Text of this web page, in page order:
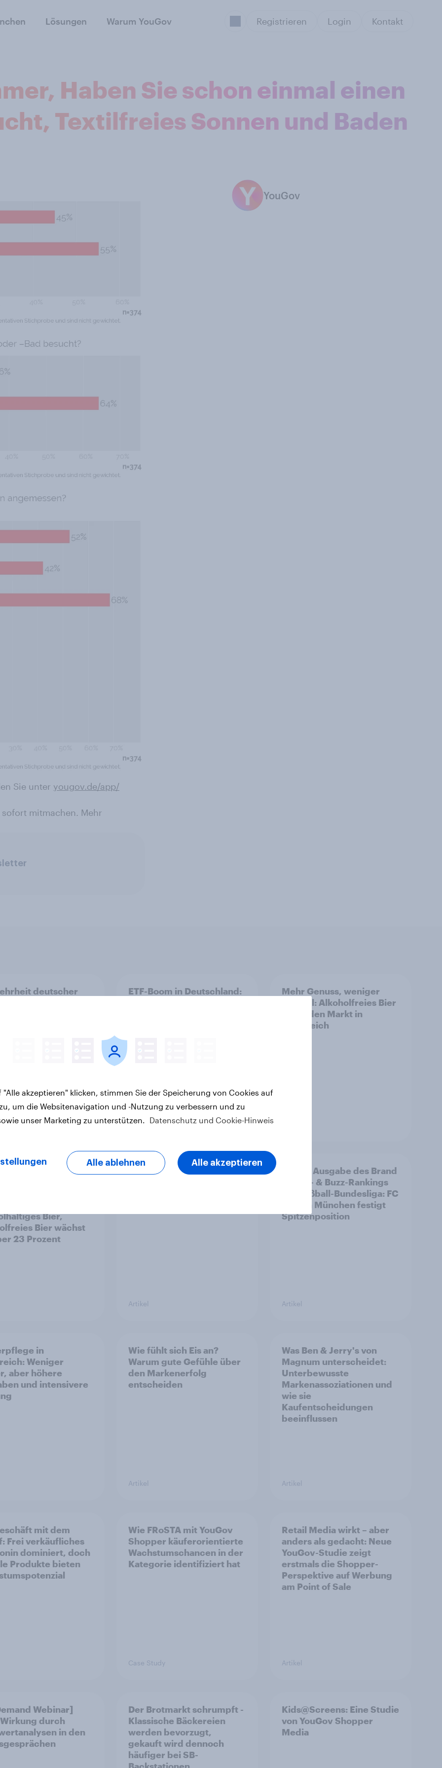
Lösungen Warum YouGov Registrieren Login Kontakt
Haben Sie schon einmal einen
Textilfreies Sonnen und Baden
Sie unter yougov.de/app/
mitmachen. Mehr
YouGov
deutscher
ETF-Boom in Deutschland:
Artikel
Mehr Genuss, weniger
Alkohol: Alkoholfreies Bier
treibt den Markt in
Österreich
YouGov-Studie zum
Bier,
Bier wächst
23 Prozent
Pride: Werteorientierte
Artikel
Zweite Ausgabe des Brand
Health- & Buzz-Rankings
der Fußball-Bundesliga: FC
Bayern München festigt
Spitzenposition
Artikel
in
Weniger
aber höhere
und intensivere
Wie fühlt sich Eis an?
Warum gute Gefühle über
den Markenerfolg
entscheiden
Artikel
Was Ben & Jerry's von
Magnum unterscheidet:
Unterbewusste
Markenassoziationen und
wie sie
Kaufentscheidungen
beeinflussen
Artikel
mit dem
Frei verkäufliches
dominiert, doch
Produkte bieten
Wie FRoSTA mit YouGov
Shopper käuferorientierte
Wachstumschancen in der
Kategorie identifiziert hat
Case Study
Retail Media wirkt – aber
anders als gedacht: Neue
YouGov-Studie zeigt
erstmals die Shopper-
Perspektive auf Werbung
am Point of Sale
Artikel
Webinar]
durch
in den
Der Brotmarkt schrumpft -
Klassische Bäckereien
werden bevorzugt,
gekauft wird dennoch
häufiger bei SB-
Backstationen
Kids@Screens: Eine Studie
von YouGov Shopper
Media
"Alle akzeptieren" klicken, stimmen Sie der Speicherung von Cookies auf
um die Websitenavigation und -Nutzung zu verbessern und zu
unser Marketing zu unterstützen. Datenschutz und Cookie-Hinweis
Alle ablehnen Alle akzeptieren